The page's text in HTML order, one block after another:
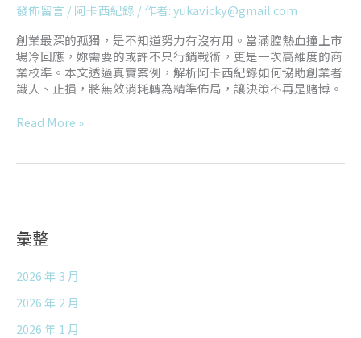
發佈留言 /阿卡西紀錄 / 作者:yukavicky@gmail.com
創業最深的孤獨，是不知道努力有沒有用。當滿腔熱血撞上市
場冷回應，妳需要的或許不只行銷戰術，更是一次高維度的商
業校準。本文透過真實案例，解析阿卡西紀錄如何協助創業者
識人、止損，將無效消耗轉為精準佈局，讓決策不再是賭博。
Read More »
彙整
2026 年 3 月
2026 年 2 月
2026 年 1 月